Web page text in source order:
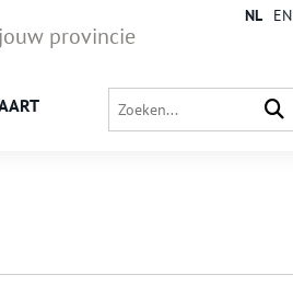
provincie
NL EN